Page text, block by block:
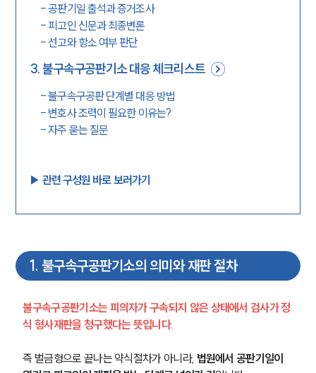
-공판기일 출석과 증거조사
- 피고인 신문과 최종변론
-선고와 항소 여부 판단
3.불구속구공판기소 대응 체크리스트
-불구속구공판 단계별 대응 방법
- 변호사 조력이 필요한 이유는?
-자주 묻는 질문
▶︎ 관련 구성원 바로 보러가기
1. 불구속구공판기소의 의미와 재판 절차
불구속구공판기소는 피의자가 구속되지 않은 상태에서 검사가 정
식 형사재판을 청구했다는 뜻입니다.
즉 벌금형으로 끝나는 약식절차가 아니라, 법원에서 공판기일이